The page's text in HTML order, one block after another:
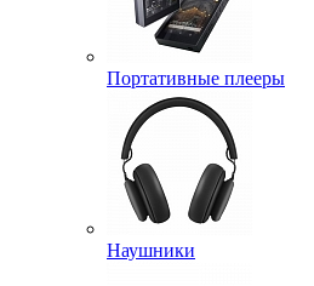
Портативные плееры
Наушники